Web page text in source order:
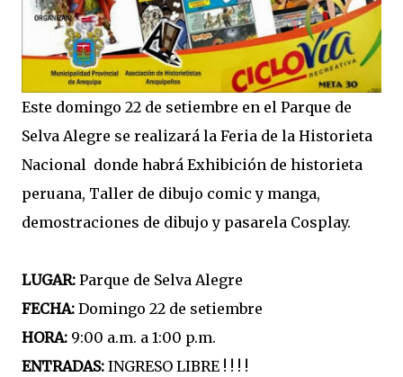
Este domingo 22 de setiembre en el Parque de
Selva Alegre se realizará la Feria de la Historieta
Nacional donde habrá Exhibición de historieta
peruana, Taller de dibujo comic y manga,
demostraciones de dibujo y pasarela Cosplay.
LUGAR: Parque de Selva Alegre
FECHA: Domingo 22 de setiembre
HORA: 9:00 a.m. a 1:00 p.m.
ENTRADAS: INGRESO LIBRE ! ! ! !